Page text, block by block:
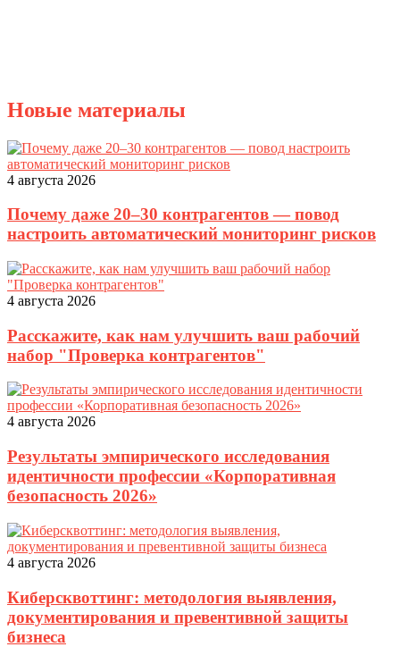
Новые материалы
4 августа 2026
Почему даже 20–30 контрагентов — повод
настроить автоматический мониторинг рисков
4 августа 2026
Расскажите, как нам улучшить ваш рабочий
набор "Проверка контрагентов"
4 августа 2026
Результаты эмпирического исследования
идентичности профессии «Корпоративная
безопасность 2026»
4 августа 2026
Киберсквоттинг: методология выявления,
документирования и превентивной защиты
бизнеса